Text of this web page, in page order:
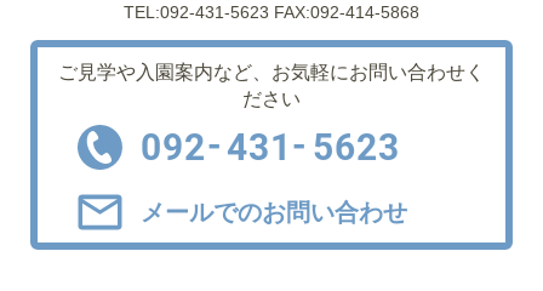
TEL:092-431-5623 FAX:092-414-5868
ご見学や入園案内など、 お気軽にお問い合わせく
ださい
092-431- 5623
メールでのお問い合わせ